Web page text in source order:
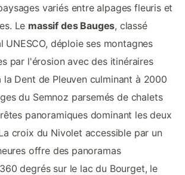
variés entre alpages fleuris et
Le massif des Bauges, classé
UNESCO, déploie ses montagnes
par l'érosion avec des itinéraires
la Dent de Pleuven culminant à 2000
du Semnoz parsemés de chalets
panoramiques dominant les deux
croix du Nivolet accessible par un
offre des panoramas
degrés sur le lac du Bourget, le